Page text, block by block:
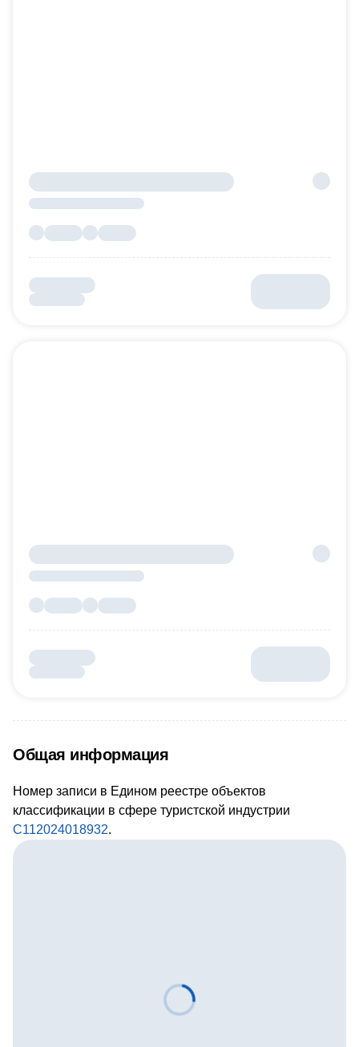
Общая информация
Номер записи в Едином реестре объектов
классификации в сфере туристской индустрии
С112024018932.